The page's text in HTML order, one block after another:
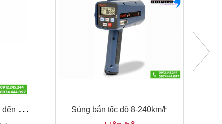
M
áy đo nhiệt độ cầm tay -50 đến 2200 độ chính hãng Germany Súng bắn tốc độ 8-240km/h